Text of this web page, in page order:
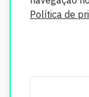
Política de
segurança. Todos
utilizados
informações,